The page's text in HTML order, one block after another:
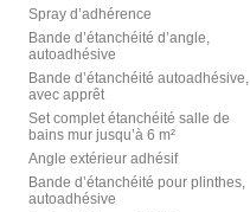
Spray d’adhérence
Bande d’étanchéité d’angle,
autoadhésive
Bande d’étanchéité autoadhésive,
avec apprêt
Set complet étanchéité salle de
bains mur jusqu’à 6 m²
Angle extérieur adhésif
Bande d’étanchéité pour plinthes,
autoadhésive